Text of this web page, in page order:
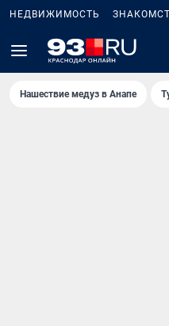
НЕДВИЖИМОСТЬ
Нашествие медуз в Анапе